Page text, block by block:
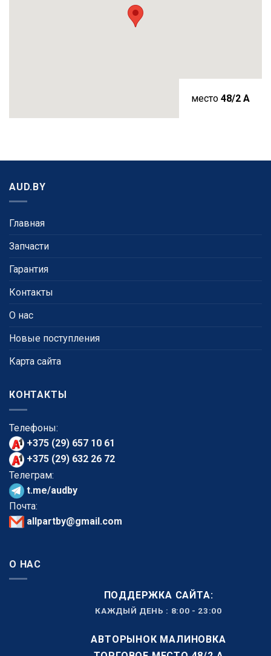
место 48/2 A
AUD.BY
Главная
Запчасти
Гарантия
Контакты
О нас
Новые поступления
Карта сайта
КОНТАКТЫ
Телефоны:
+375 (29) 657 10 61
+375 (29) 632 26 72
Телеграм:
t.me/audby
Почта:
allpartby@gmail.com
О НАС
ПОДДЕРЖКА САЙТА:
КАЖДЫЙ ДЕНЬ : 8:00 - 23:00
АВТОРЫНОК МАЛИНОВКА